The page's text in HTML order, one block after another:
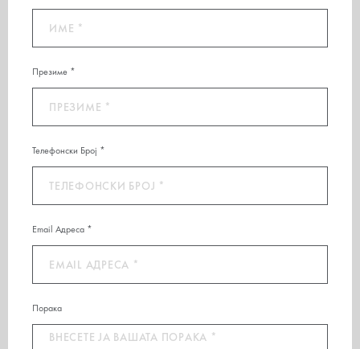
Презиме *
Телефонски Број *
Email Адреса *
Порака